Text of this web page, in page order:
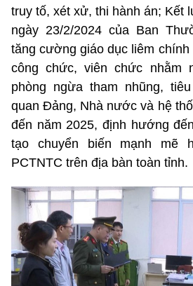
truy tố, xét xử, thi hành án; Kết
ngày 23/2/2024 của Ban
tăng cường giáo dục liêm chính
công chức, viên chức nhằm
phòng ngừa tham nhũng,
quan Đảng, Nhà nước và hệ
đến năm 2025, định hướng
tạo chuyển biến mạnh mẽ
PCTNTC trên địa bàn toàn tỉnh.